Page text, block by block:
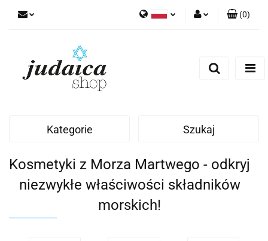
(0)
Kategorie Szukaj
Kosmetyki z Morza Martwego - odkryj
niezwykłe właściwości składników
morskich!